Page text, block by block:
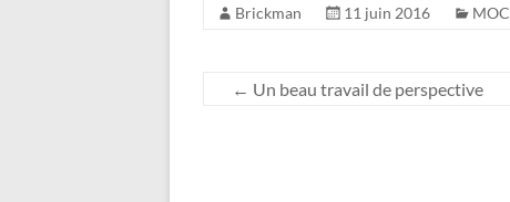
Brickman 11 juin 2016 MOC
← Un beau travail de perspective